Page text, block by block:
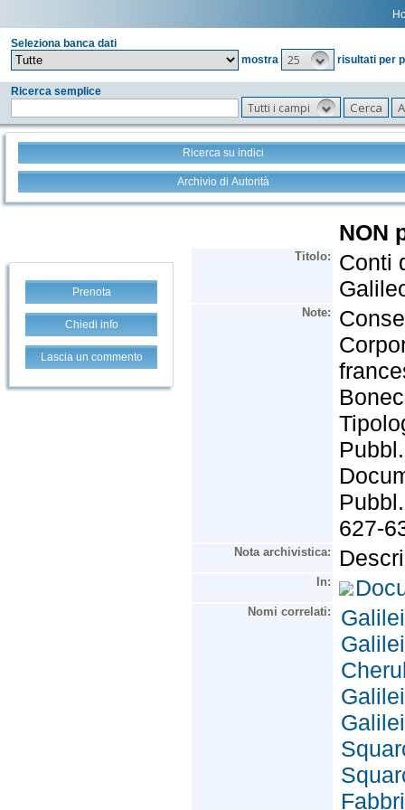
Seleziona banca dati
mostra
25 risultati per
Ricerca semplice
Tutti i campi
Ricerca su indici
Archivio di Autorità
Prenota
Chiedi info
Lascia un commento